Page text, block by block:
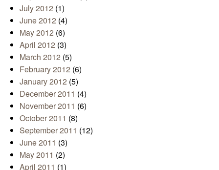
July 2012 (1)
June 2012 (4)
May 2012 (6)
April 2012 (3)
March 2012 (5)
February 2012 (6)
January 2012 (5)
December 2011 (4)
November 2011 (6)
October 2011 (8)
September 2011 (12)
June 2011 (3)
May 2011 (2)
April 2011 (1)